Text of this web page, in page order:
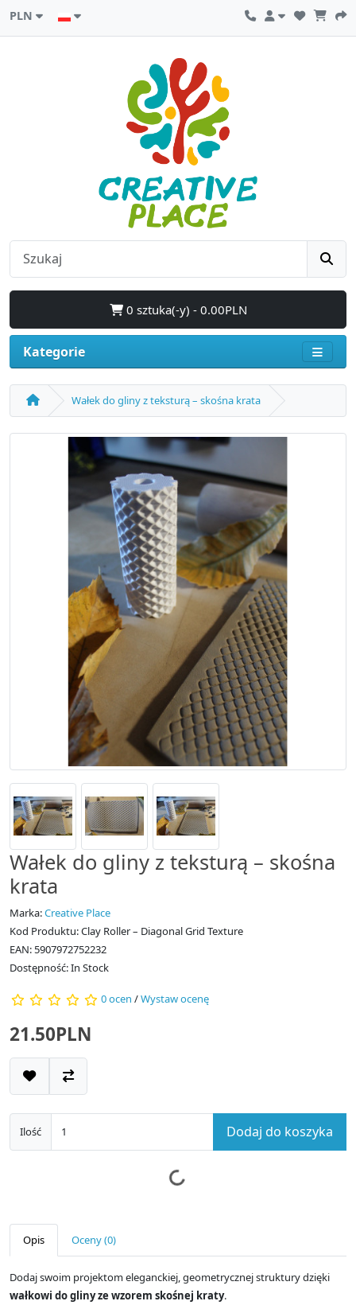
PLN
0 sztuka(-y) - 0.00PLN
Kategorie
Wałek do gliny z teksturą – skośna krata
Wałek do gliny z teksturą – skośna
krata
Marka:Creative Place
Kod Produktu: Clay Roller – Diagonal Grid Texture
EAN: 5907972752232
Dostępność: In Stock
0 ocen /Wystaw ocenę
21.50PLN
Ilość Dodaj do koszyka
Opis Oceny (0)
Dodaj swoim projektom eleganckiej, geometrycznej struktury dzięki
wałkowi do gliny ze wzorem skośnej kraty.